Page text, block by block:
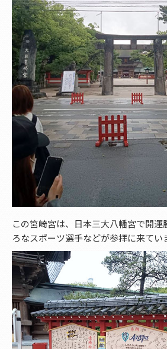
この筥崎宮は、日本三大八幡宮で開
ろなスポーツ選手などが参拝に来てい